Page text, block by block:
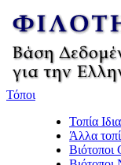
Τόποι
Τοπία
Άλλα
Βιότοποι